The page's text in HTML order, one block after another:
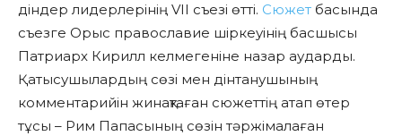
діндер лидерлерінің VII съезі өтті. Сюжет басында
съезге Орыс православие шіркеуінің басшысы
Патриарх Кирилл келмегеніне назар аударды.
Қатысушылардың сөзі мен дінтанушының
комментарийін жинақтаған сюжеттің атап өтер
тұсы – Рим Папасының сөзін тәржімалаған